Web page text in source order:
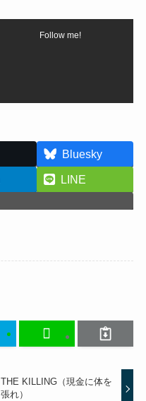
Follow me!
Bluesky
LINE
THE KILLING（現金に体を
張れ）